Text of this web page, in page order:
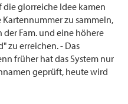
die glorreiche Idee kamen
zu sammeln,
der Fam. und eine höhere
zu erreichen. - Das
früher hat das System nur
geprüft, heute wird